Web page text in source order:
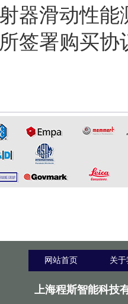
器滑动性能
签署购买
网站首页 关
上海程斯智能科技